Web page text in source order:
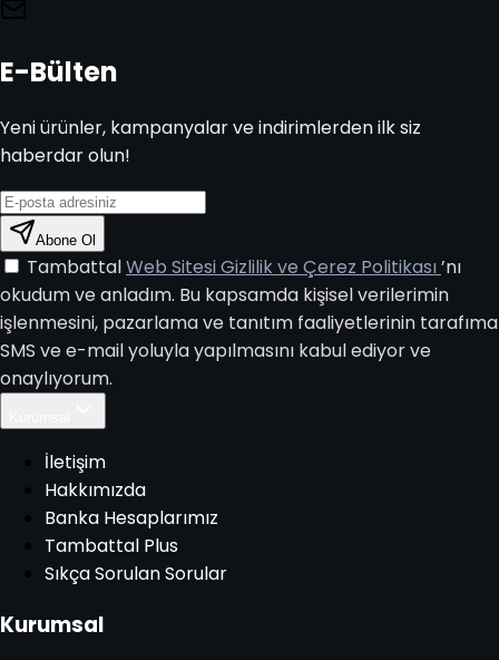
E-Bülten
Yeni ürünler, kampanyalar ve indirimlerden ilk siz
haberdar olun!
Abone Ol
TambattalWeb Sitesi Gizlilik ve Çerez Politikası’nı
okudum ve anladım. Bu kapsamda kişisel verilerimin
işlenmesini, pazarlama ve tanıtım faaliyetlerinin tarafıma
SMS ve e-mail yoluyla yapılmasını kabul ediyor ve
onaylıyorum.
İletişim
Hakkımızda
Banka Hesaplarımız
Tambattal Plus
Sıkça Sorulan Sorular
Kurumsal